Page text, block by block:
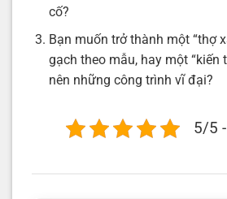
cố?
Bạn muốn trở thành một “thợ
gạch theo mẫu, hay một “kiến
nên những công trình vĩ đại?
5/5